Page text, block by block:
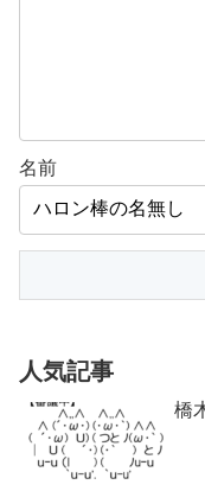
名前
人気記事
橋